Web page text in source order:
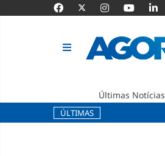
Últimas Notícias
ÚLTIMAS